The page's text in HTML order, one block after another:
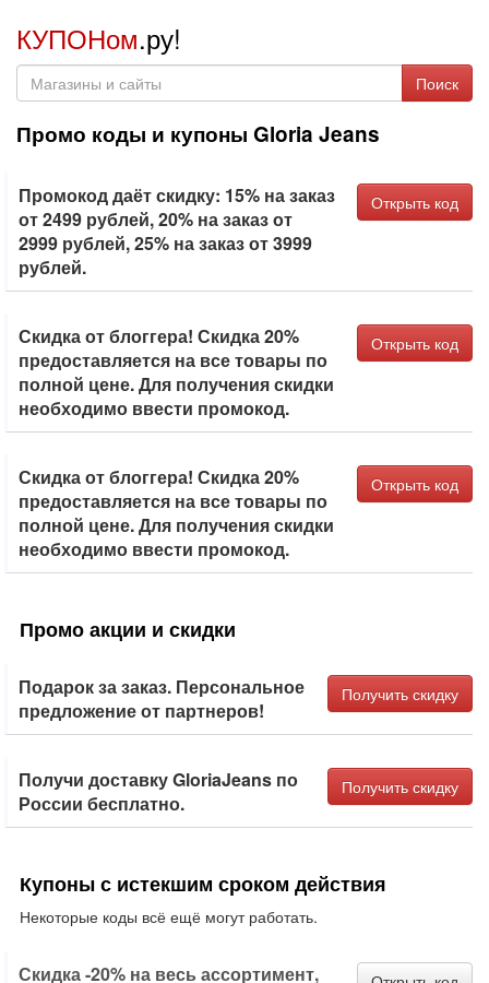
КУПОНом.ру!
Поиск
Промо коды и купоны Gloria Jeans
Промокод даёт скидку: 15% на заказ
от 2499 рублей, 20% на заказ от
2999 рублей, 25% на заказ от 3999
рублей.
Открыть код
Скидка от блоггера! Скидка 20%
предоставляется на все товары по
полной цене. Для получения скидки
необходимо ввести промокод.
Открыть код
Скидка от блоггера! Скидка 20%
предоставляется на все товары по
полной цене. Для получения скидки
необходимо ввести промокод.
Открыть код
Промо акции и скидки
Подарок за заказ. Персональное
предложение от партнеров!
Получить скидку
Получи доставку GloriaJeans по
России бесплатно.
Получить скидку
Купоны с истекшим сроком действия
Некоторые коды всё ещё могут работать.
Скидка -20% на весь ассортимент,